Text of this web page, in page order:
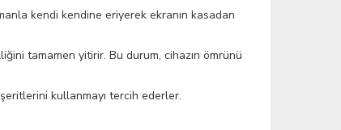
kendi kendine eriyerek ekranın kasadan
tamamen yitirir. Bu durum, cihazın ömrünü
kullanmayı tercih ederler.